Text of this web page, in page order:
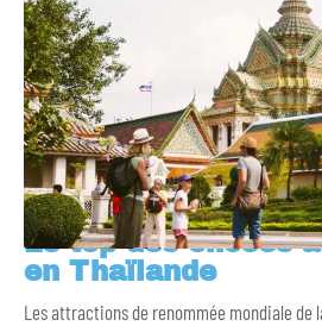
Le top des choses
en Thaïlande
Les attractions de renommée mondiale de